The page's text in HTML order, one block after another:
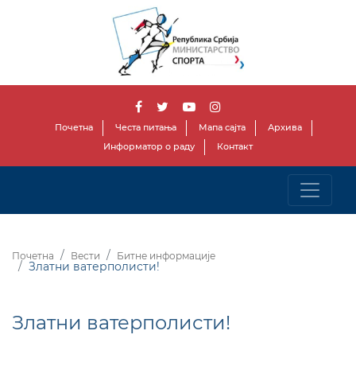
Почетна Честа питања Мапа сајта
Архива
Информатор о раду
Контакт
Почетна Вести Битне информације
Златни ватерполисти!
Златни ватерполисти!